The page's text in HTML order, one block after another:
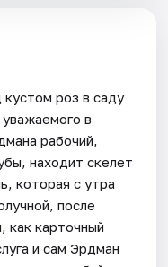
роз в саду
в
рабочий,
находит скелет
которая с утра
после
как карточный
и сам Эрдман